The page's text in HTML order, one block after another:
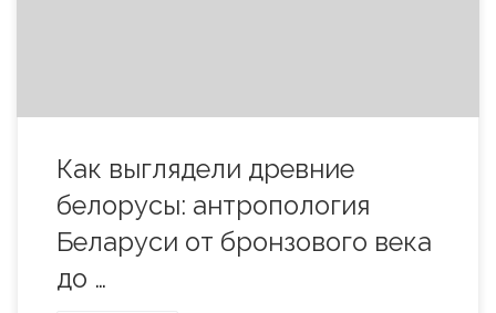
Как выглядели древние
белорусы: антропология
Беларуси от бронзового века
до …